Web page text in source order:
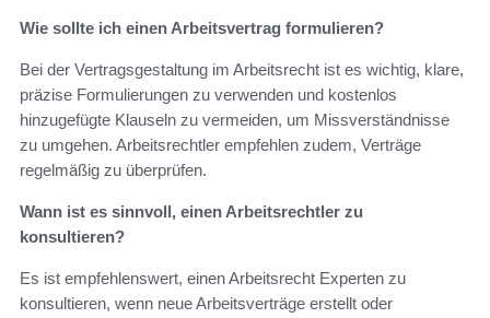
Wie sollte ich einen Arbeitsvertrag formulieren?
Bei der Vertragsgestaltung im Arbeitsrecht ist es wichtig, klare,
präzise Formulierungen zu verwenden und kostenlos
hinzugefügte Klauseln zu vermeiden, um Missverständnisse
zu umgehen. Arbeitsrechtler empfehlen zudem, Verträge
regelmäßig zu überprüfen.
Wann ist es sinnvoll, einen Arbeitsrechtler zu
konsultieren?
Es ist empfehlenswert, einen Arbeitsrecht Experten zu
konsultieren, wenn neue Arbeitsverträge erstellt oder